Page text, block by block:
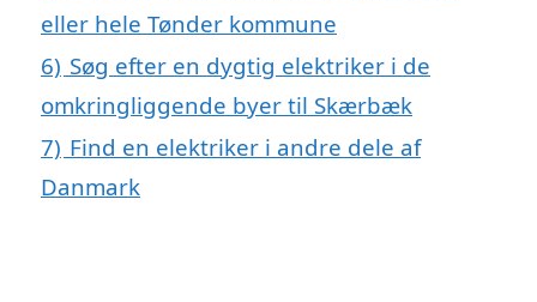
eller hele Tønder kommune
6) Søg efter en dygtig elektriker i de
omkringliggende byer til Skærbæk
7) Find en elektriker i andre dele af
Danmark